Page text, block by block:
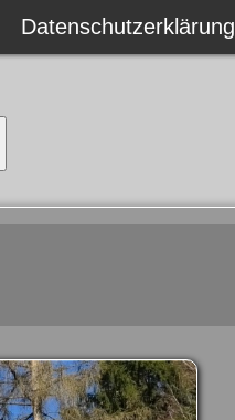
Datenschutzerklärung
Datenschutzerklärung